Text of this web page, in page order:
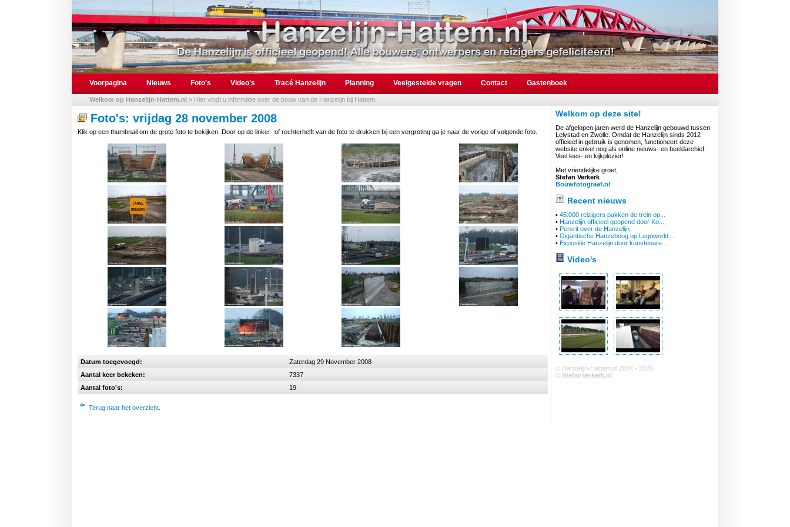
Voorpagina Nieuws Foto's Video's Tracé Hanzelijn Planning Veelgestelde vragen Contact Gastenboek
Welkom op Hanzelijn-Hattem.nl » Hier vindt u informatie over de bouw van de Hanzelijn bij Hattem.
Foto's: vrijdag 28 november 2008
Klik op een thumbnail om de grote foto te bekijken. Door op de linker- of rechterhelft van de foto te drukken bij een vergroting ga je naar de vorige of volgende foto.
Datum toegevoegd:
Zaterdag 29 November 2008
Aantal keer bekeken:
7337
Aantal foto's:
19
Terug naar het overzicht.
Welkom op deze site!
De afgelopen jaren werd de Hanzelijn gebouwd tussen
Lelystad en Zwolle. Omdat de Hanzelijn sinds 2012
officieel in gebruik is genomen, functioneert deze
website enkel nog als online nieuws- en beeldarchief.
Veel lees- en kijkplezier!
Met vriendelijke groet,
Stefan Verkerk
Bouwfotograaf.nl
Recent nieuws
• 45.000 reizigers pakken de trein op...
• Hanzelijn officieel geopend door Ko...
• Persrit over de Hanzelijn
• Gigantische Hanzeboog op Legoworld ...
• Expositie Hanzelijn door kunstenare...
Video's
© Hanzelijn-Hattem.nl 2007 - 2026
© StefanVerkerk.nl